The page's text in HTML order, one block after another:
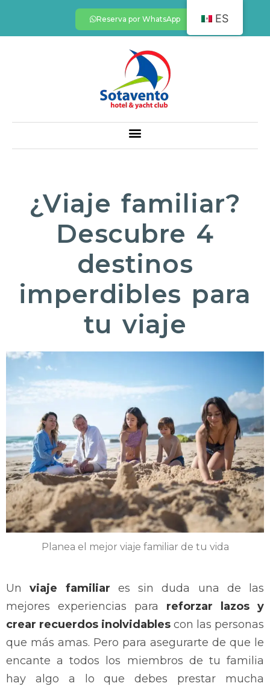
Reserva por WhatsApp
¿Viaje familiar?
Descubre 4
destinos
imperdibles para
tu viaje
Planea el mejor viaje familiar de tu vida
Unviaje familiar es sin duda una de las
mejores experiencias para reforzar lazos y
crear recuerdos inolvidables con las personas
que más amas. Pero para asegurarte de que le
encante a todos los miembros de tu familia
hay algo a lo que debes prestar mucha
ES